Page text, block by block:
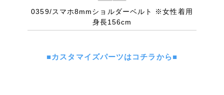
■カスタマイズパーツはコチラから■